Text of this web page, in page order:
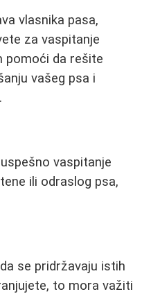
vlasnika pasa,
za vaspitanje
pomoći da rešite
vašeg psa i
vaspitanje
ili odraslog psa,
se pridržavaju istih
to mora važiti